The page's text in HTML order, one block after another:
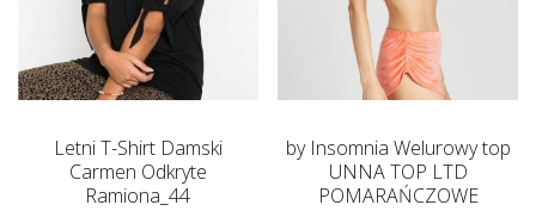
Letni T-Shirt Damski
Carmen Odkryte
Ramiona_44
by Insomnia Welurowy top
UNNA TOP LTD
POMARAŃCZOWE